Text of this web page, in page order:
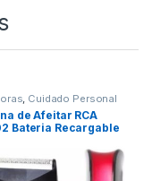
, Cuidado Personal
de Afeitar RCA
Bateria Recargable